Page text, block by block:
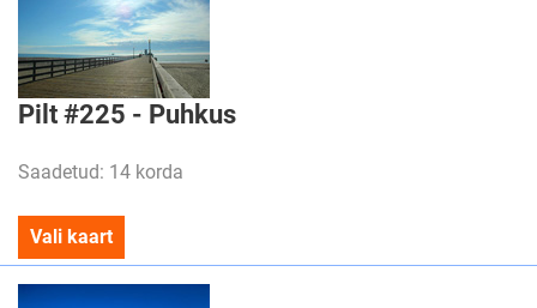
Pilt #225 - Puhkus
Saadetud: 14 korda
Vali kaart